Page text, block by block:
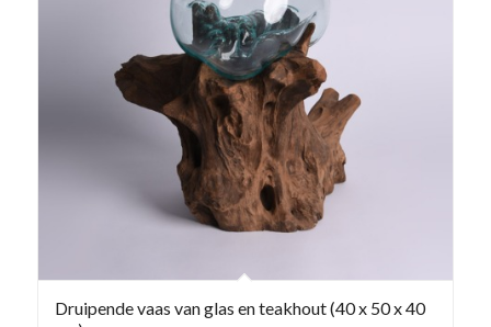
Druipende vaas van glas en teakhout (40 x 50 x 40